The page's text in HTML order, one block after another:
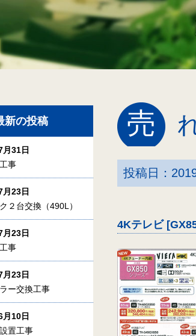
売
投稿日：
4Kテレビ
新の投稿
31日
事
23日
２台交換（490L）
23日
事
23日
ー交換工事
10日
置工事